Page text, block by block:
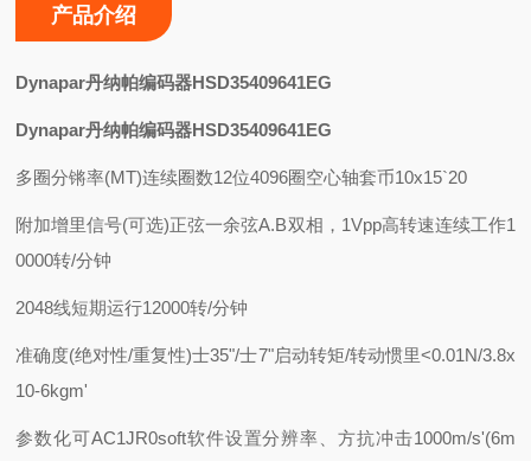
产品介绍
Dynapar丹纳帕编码器HSD35409641EG
Dynapar丹纳帕编码器HSD35409641EG
多圈分锵率(MT)连续圈数12位4096圈空心轴套币10x15`20
附加增里信号(可选)正弦一余弦A.B双相，1Vpp高转速连续工作1
0000转/分钟
2048线短期运行12000转/分钟
准确度(绝对性/重复性)士35"/士7"启动转矩/转动惯里<0.01N/3.8x
10-6kgm'
参数化可AC1JR0soft软件设置分辨率、方抗冲击1000m/s'(6m